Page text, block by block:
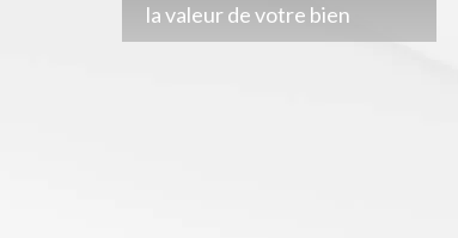
la valeur de votre bien